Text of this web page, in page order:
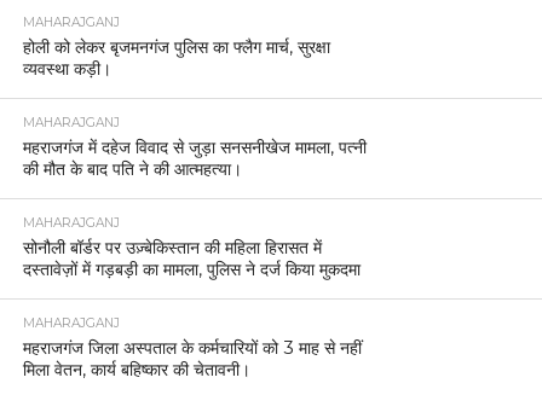
MAHARAJGANJ
होली को लेकर बृजमनगंज पुलिस का फ्लैग मार्च, सुरक्षा
व्यवस्था कड़ी।
MAHARAJGANJ
महराजगंज में दहेज विवाद से जुड़ा सनसनीखेज मामला, पत्नी
की मौत के बाद पति ने की आत्महत्या।
MAHARAJGANJ
सोनौली बॉर्डर पर उज़्बेकिस्तान की महिला हिरासत में
दस्तावेज़ों में गड़बड़ी का मामला, पुलिस ने दर्ज किया मुकदमा
MAHARAJGANJ
महराजगंज जिला अस्पताल के कर्मचारियों को 3 माह से नहीं
मिला वेतन, कार्य बहिष्कार की चेतावनी।